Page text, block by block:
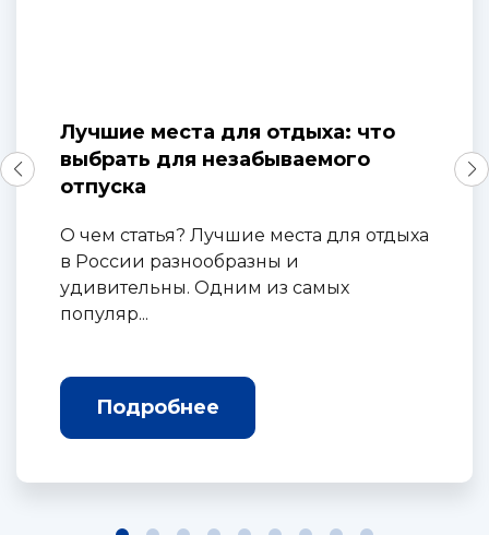
Лучшие места для отдыха: что
выбрать для незабываемого
отпуска
О чем статья? Лучшие места для отдыха
в России разнообразны и
удивительны. Одним из самых
популяр...
Подробнее